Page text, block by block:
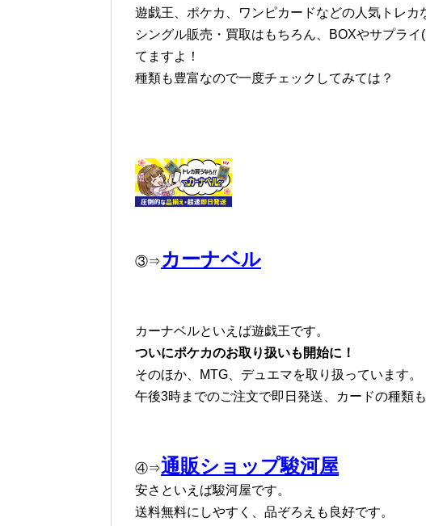
遊戯王、ポケカ、ワンピカードなどの人気トレカ
シングル販売・買取はもちろん、BOXやサプラ
てますよ！
種類も豊富なので一度チェックしてみては？
③⇒ カーナベル
カーナベルといえば遊戯王です。
ついにポケカのお取り扱いも開始に！
そのほか、MTG、デュエマを取り扱っています。
午後3時までのご注文で即日発送、カードの種類も
④⇒通販ショップ駿河屋
安さといえば駿河屋です。
送料無料にしやすく、品ぞろえも良好です。